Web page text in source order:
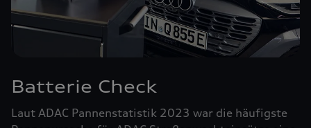
Batterie Check
Laut ADAC Pannenstatistik 2023 war die häufigste